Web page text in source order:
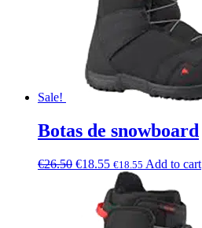
Sale!
Botas de snowboard
€26.50 €18.55 €18.55 Add to cart